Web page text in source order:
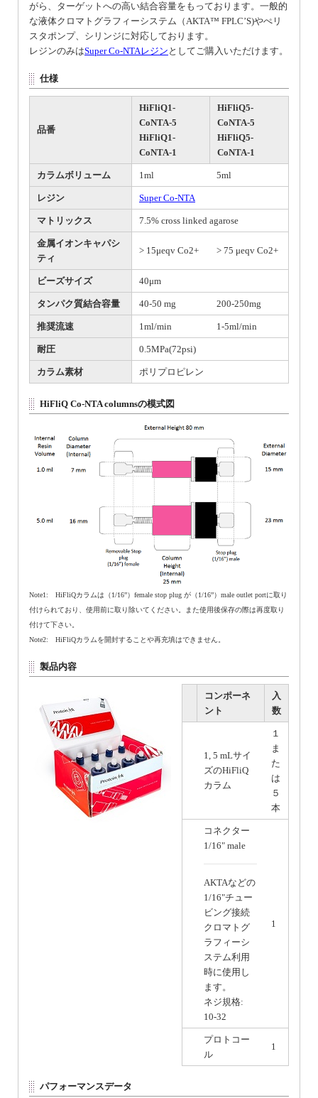
がら、ターゲットへの高い結合容量をもっております。一般的
な液体クロマトグラフィーシステム（AKTA™ FPLC’S)やぺリ
スタポンプ、シリンジに対応しております。
レジンのみはSuper Co-NTAレジン としてご購入いただけます。
仕様
品番
HiFliQ1-
CoNTA-5
HiFliQ1-
CoNTA-1
HiFliQ5-
CoNTA-5
HiFliQ5-
CoNTA-1
カラムボリューム 1ml 5ml
レジン Super Co-NTA
マトリックス 7.5% cross linked agarose
金属イオンキャパシ
ティ
> 15μeqv Co2+ > 75 μeqv Co2+
ビーズサイズ 40μm
タンパク質結合容量 40-50 mg 200-250mg
推奨流速 1ml/min 1-5ml/min
耐圧 0.5MPa(72psi)
カラム素材 ポリプロピレン
HiFliQ Co-NTA columnsの模式図
Note1: HiFliQカラムは（1/16”）female stop plug が（1/16”）male outlet portに取り
付けられており、使用前に取り除いてください。また使用後保存の際は再度取り
付けて下さい。
Note2: HiFliQカラムを開封することや再充填はできません。
製品内容
コンポーネ
ント
入
数
1, 5 mLサイ
ズのHiFliQ
カラム
１
ま
た
は
５
本
コネクター
1/16" male
AKTAなどの
1/16"チュー
ビング接続
クロマトグ
ラフィーシ
ステム利用
時に使用し
ます。
ネジ規格:
10-32
1
プロトコー
ル
1
パフォーマンスデータ